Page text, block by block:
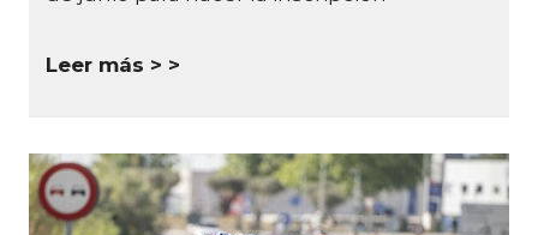
Leer más >